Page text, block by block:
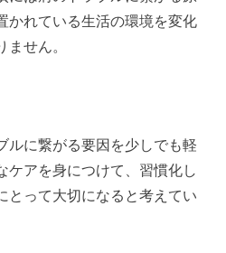
かれている生活の環境を変化
せん。
ルに繋がる要因を少しでも軽
ケアを身につけて、習慣化し
とって大切になると考えてい